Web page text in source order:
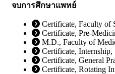
จบการศึกษาแพทย์
Certificate, Faculty of
Certificate, Pre-
M.D., Faculty of
Certificate,
Certificate, General
Certificate, Rotating